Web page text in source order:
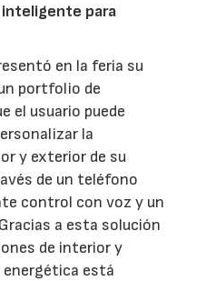
para
en la feria su
portfolio de
el usuario puede
la
y exterior de su
de un teléfono
control con voz y un
a esta solución
de interior y
energética está